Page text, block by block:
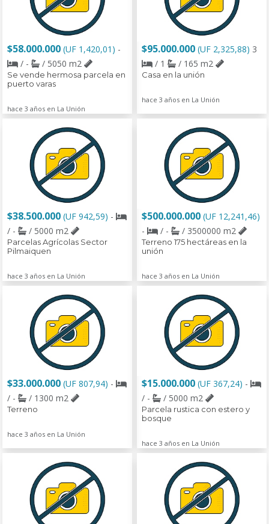
$58.000.000 (UF 1,420,01) -
/ -
/ 5050 m2
Se vende hermosa parcela en
puerto varas
hace 3 años en La Unión
$95.000.000 (UF 2,325,88) 3
/ 1
/ 165 m2
Casa en la unión
hace 3 años en La Unión
$38.500.000 (UF 942,59) -
/ -
/ 5000 m2
Parcelas Agrícolas Sector
Pilmaiquen
hace 3 años en La Unión
$500.000.000 (UF 12,241,46)
-
/ - / 3500000 m2
Terreno 175 hectáreas en la
unión
hace 3 años en La Unión
$33.000.000 (UF 807,94) -
/ -
/ 1300 m2
Terreno
hace 3 años en La Unión
$15.000.000 (UF 367,24) -
/ -
/ 5000 m2
Parcela rustica con estero y
bosque
hace 3 años en La Unión